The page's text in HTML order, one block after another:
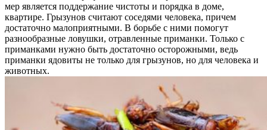
мер является поддержание чистоты и порядка в доме,
квартире. Грызунов считают соседями человека, причем
достаточно малоприятными. В борьбе с ними помогут
разнообразные ловушки, отравленные приманки. Только с
приманками нужно быть достаточно осторожными, ведь
приманки ядовиты не только для грызунов, но для человека и
животных.